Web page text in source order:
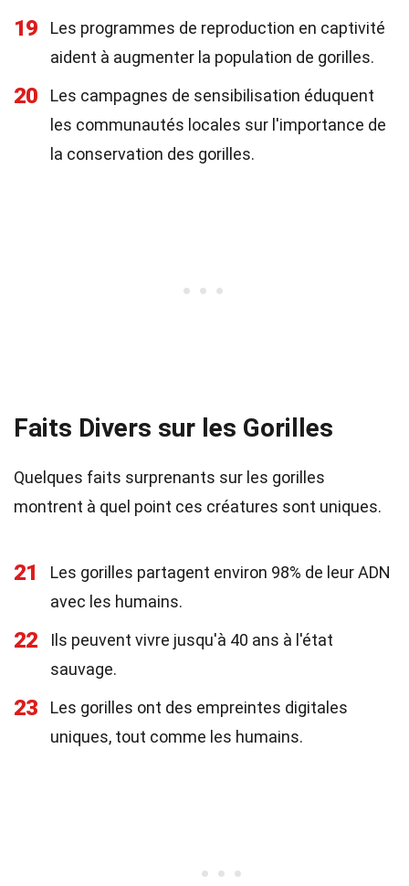
19
Les programmes de reproduction en captivité
aident à augmenter la population de gorilles.
20
Les campagnes de sensibilisation éduquent
les communautés locales sur l'importance de
la conservation des gorilles.
Faits Divers sur les Gorilles
Quelques faits surprenants sur les gorilles
montrent à quel point ces créatures sont uniques.
21
Les gorilles partagent environ 98% de leur ADN
avec les humains.
22
Ils peuvent vivre jusqu'à 40 ans à l'état
sauvage.
23
Les gorilles ont des empreintes digitales
uniques, tout comme les humains.